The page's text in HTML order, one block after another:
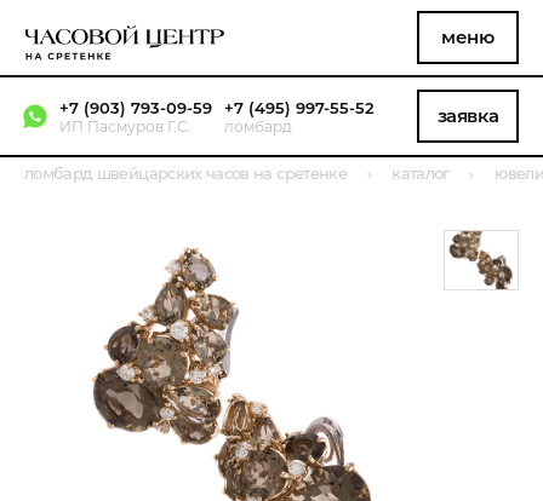
меню
+7 (903) 793-09-59
ИП Пасмуров Г.С.
+7 (495) 997-55-52
ломбард заявка
ломбард швейцарских часов на сретенке каталог